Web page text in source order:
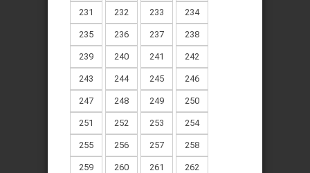
231 232 233 234
235 236 237 238
239 240 241 242
243 244 245 246
247 248 249 250
251 252 253 254
255 256 257 258
259 260 261 262